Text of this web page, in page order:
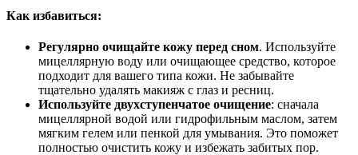
Как избавиться:
Регулярно очищайте кожу перед сном. Используйте
мицеллярную воду или очищающее средство, которое
подходит для вашего типа кожи. Не забывайте
тщательно удалять макияж с глаз и ресниц.
Используйте двухступенчатое очищение: сначала
мицеллярной водой или гидрофильным маслом, затем
мягким гелем или пенкой для умывания. Это поможет
полностью очистить кожу и избежать забитых пор.